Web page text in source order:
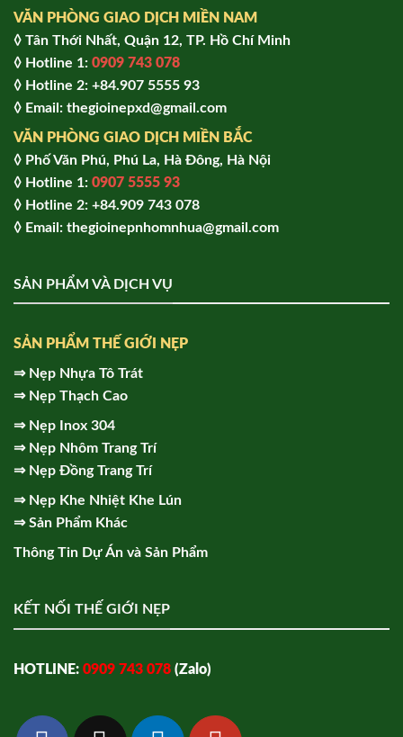
VĂN PHÒNG GIAO DỊCH MIỀN NAM
◊ Tân Thới Nhất, Quận 12, TP. Hồ Chí Minh
◊ Hotline 1: 0909 743 078
◊ Hotline 2: +84.907 5555 93
◊ Email: thegioinepxd@gmail.com
VĂN PHÒNG GIAO DỊCH MIỀN BẮC
◊ Phố Văn Phú, Phú La, Hà Đông, Hà Nội
◊ Hotline 1: 0907 5555 93
◊ Hot line 2: +84.909 743 078
◊ Email: thegioinepnhomnhua@gmail.com
SẢN PHẨM VÀ DỊCH VỤ
SẢN PHẨM THẾ GIỚI NẸP
⇒ Nẹp Nhựa Tô Trát
⇒ Nẹp Thạch Cao
⇒ Nẹp Inox 304
⇒ Nẹp Nhôm Trang Trí
⇒ Nẹp Đồng Trang Trí
⇒ Nẹp Khe Nhiệt Khe Lún
⇒Sản Phẩm Khác
Thông Tin Dự Án và Sản Phẩm
KẾT NỐI THẾ GIỚI NẸP
HOTLINE: 0909 743 078 (Zalo)